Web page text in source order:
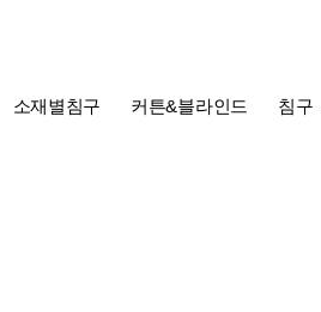
소재별침구 커튼&블라인드 침구